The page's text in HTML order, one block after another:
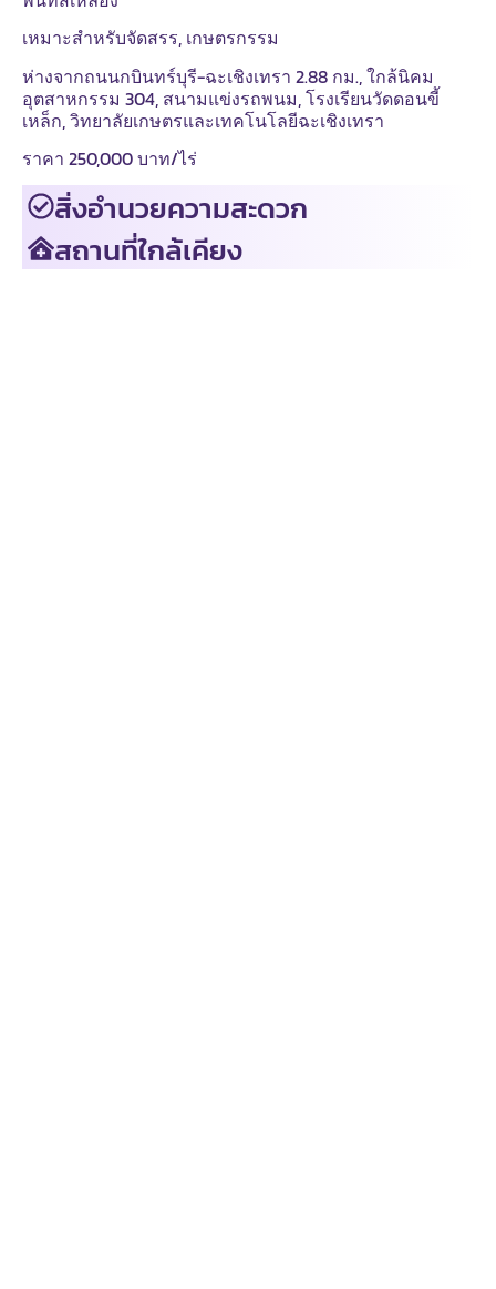
เหมาะสำหรับจัดสรร, เกษตรกรรม
ห่างจากถนนกบินทร์บุรี-ฉะเชิงเทรา 2.88 กม., ใกล้นิคม
อุตสาหกรรม 304, สนามแข่งรถพนม, โรงเรียนวัดดอนขี้
เหล็ก, วิทยาลัยเกษตรและเทคโนโลยีฉะเชิงเทรา
ราคา 250,000 บาท/ไร่
สิ่งอำนวยความสะดวก
สถานที่ใกล้เคียง